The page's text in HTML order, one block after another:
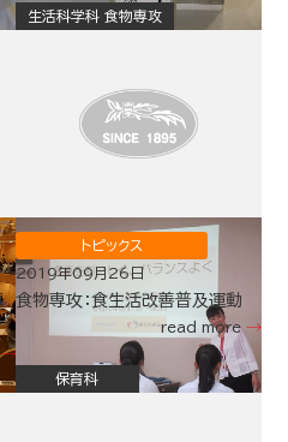
生活科学科 食物専攻
トピックス
2019年09月26日
食物専攻：食生活改善普及運動
read more
保育科